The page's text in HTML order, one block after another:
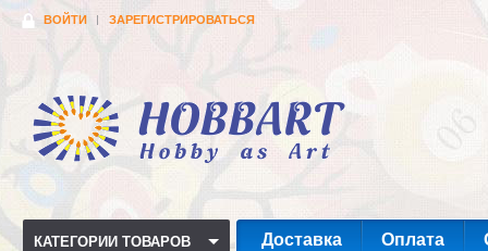
ВОЙТИ ЗАРЕГИСТРИРОВАТЬСЯ
КАТЕГОРИИ ТОВАРОВ Доставка Оплата